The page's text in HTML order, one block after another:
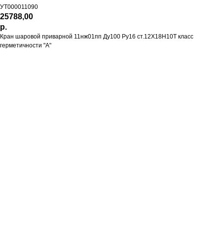
УТ000011090
25788,00
р.
Кран шаровой приварной 11нж01пп Ду100 Ру16 ст.12Х18Н10Т класс
герметичности "А"